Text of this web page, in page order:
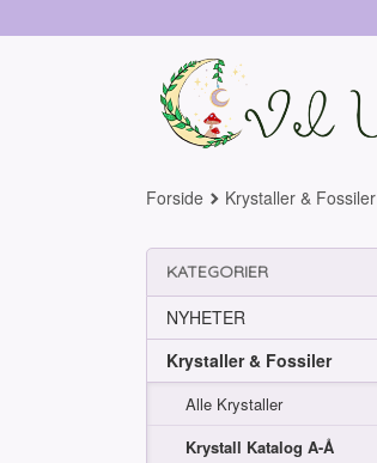
til
Forside Krystaller & Fossiler
KATEGORIER
NYHETER
Krystaller & Fossiler
Alle Krystaller
Krystall Katalog A-Å